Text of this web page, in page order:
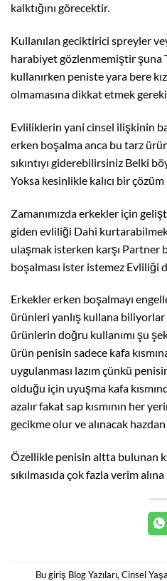
kalktığını görecektir.
Kullanılan geciktirici spreyler
harabiyet gözlenmemiştir şuna
kullanırken peniste yara bere
olmamasına dikkat etmek
Evliliklerin yani cinsel ilişkinin
erken boşalma anca bu tarz
sıkıntıyı giderebilirsiniz Belki
Yoksa kesinlikle kalıcı bir
Zamanımızda erkekler için
giden evliliği Dahi
ulaşmak isterken karşı Partner
boşalması ister istemez Evliliği
Erkekler erken boşalmayı
ürünleri yanlış kullana
ürünlerin doğru kullanımı şu
ürün penisin sadece kafa
uygulanması lazım çünkü
olduğu için uyuşma kafa
azalır fakat sap kısmının her
gecikme olur ve alınacak
Özellikle penisin altta bulunan
sıkılmasıda çok fazla verim
Bu giriş Blog Yazıları, Cinsel